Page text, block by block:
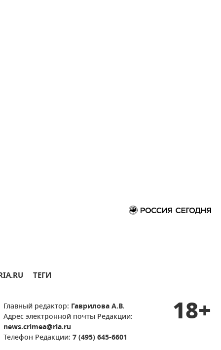
ТЕГИ
Главный редактор: Гаврилова А.В.
Адрес электронной почты Редакции:
news.crimea@ria.ru
Телефон Редакции: 7 (495) 645-6601
18+